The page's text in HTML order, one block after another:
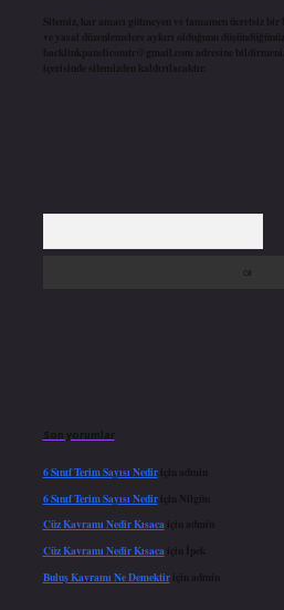
Sitemiz, kar amacı gütmeyen ve tamamen ücretsiz
ve yasal düzenlemelere aykırı olduğunu
backlinkpanelicomtr@gmail.com adresine
içerisinde sitemizden kaldırılacaktır.
Son yorumlar
6 Sınıf Terim Sayısı Nediriçin admin
6 Sınıf Terim Sayısı Nediriçin Nilgün
Cüz Kavramı Nedir Kısacaiçin admin
Cüz Kavramı Nedir Kısacaiçin
İpek
Buluş Kavramı Ne Demektiriçin admin